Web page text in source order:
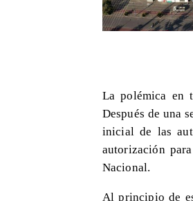
La polémica en
Después de una
inicial de las
autorización
Nacional.
Al principio de